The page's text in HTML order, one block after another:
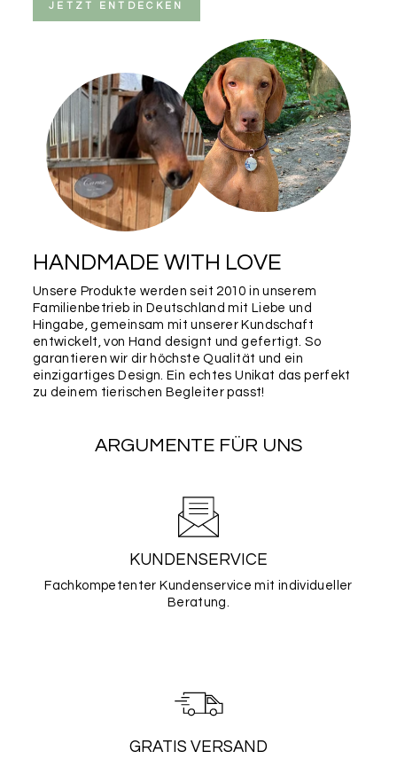
JETZT ENTDECKEN
HANDMADE WITH LOVE
Unsere Produkte werden seit 2010 in unserem
Familienbetrieb in Deutschland mit Liebe und
Hingabe, gemeinsam mit unserer Kundschaft
entwickelt, von Hand designt und gefertigt. So
garantieren wir dir höchste Qualität und ein
einzigartiges Design. Ein echtes Unikat das perfekt
zu deinem tierischen Begleiter passt!
ARGUMENTE FÜR UNS
KUNDENSERVICE
Fachkompetenter Kundenservice mit individueller
Beratung.
GRATIS VERSAND